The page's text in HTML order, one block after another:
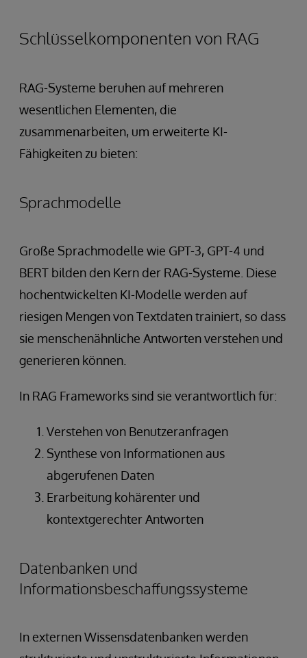
Schlüsselkomponenten von RAG
RAG-Systeme beruhen auf mehreren
wesentlichen Elementen, die
zusammenarbeiten, um erweiterte KI-
Fähigkeiten zu bieten:
Sprachmodelle
Große Sprachmodelle wie GPT-3, GPT-4 und
BERT bilden den Kern der RAG-Systeme. Diese
hochentwickelten KI-Modelle werden auf
riesigen Mengen von Textdaten trainiert, so dass
sie menschenähnliche Antworten verstehen und
generieren können.
In RAG Frameworks sind sie verantwortlich für:
Verstehen von Benutzeranfragen
Synthese von Informationen aus
abgerufenen Daten
Erarbeitung kohärenter und
kontextgerechter Antworten
Datenbanken und
Informationsbeschaffungssysteme
In externen Wissensdatenbanken werden